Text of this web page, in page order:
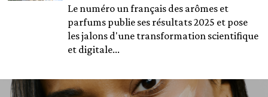
Le numéro un français des arômes et
parfums publie ses résultats 2025 et pose
les jalons d'une transformation scientifique
et digitale...